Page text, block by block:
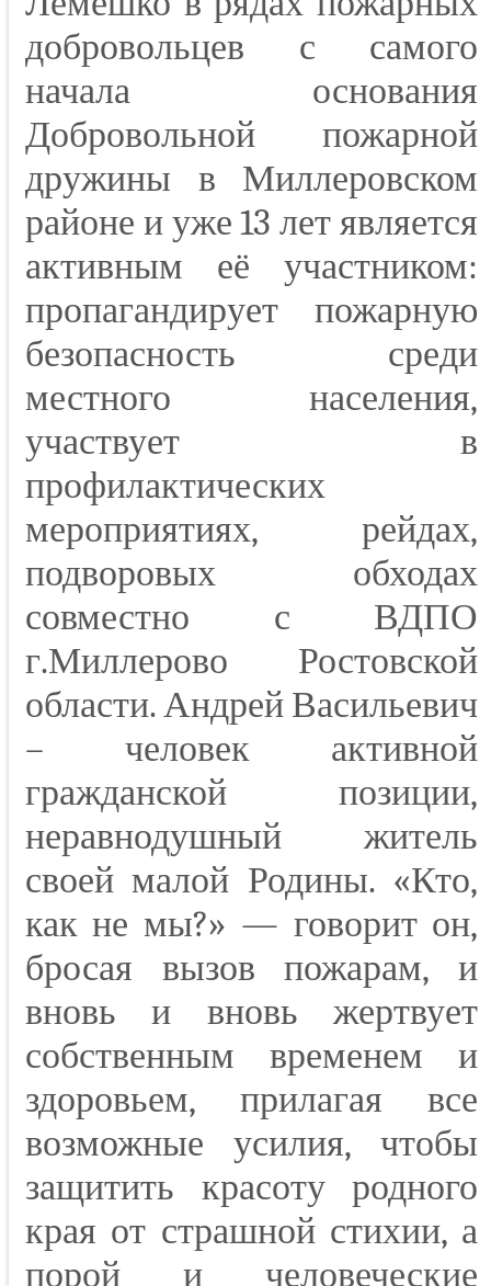
добровольцев с самого
начала основания
Добровольной пожарной
дружины в Миллеровском
районе и уже 13 лет является
активным её участником:
пропагандирует пожарную
безопасность среди
местного населения,
участвует в
профилактических
мероприятиях, рейдах,
подворовых обходах
совместно с ВДПО
г.Миллерово Ростовской
области. Андрей Васильевич
– человек активной
гражданской позиции,
неравнодушный житель
своей малой Родины. «Кто,
как не мы?» — говорит он,
бросая вызов пожарам, и
вновь и вновь жертвует
собственным временем и
здоровьем, прилагая все
возможные усилия, чтобы
защитить красоту родного
края от страшной стихии, а
порой и человеческие